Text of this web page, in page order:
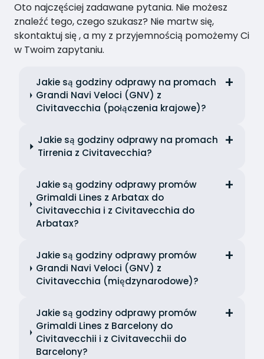
Oto najczęściej zadawane pytania. Nie możesz
znaleźć tego, czego szukasz? Nie martw się,
skontaktuj się , a my z przyjemnością pomożemy Ci
w Twoim zapytaniu.
Jakie są godziny odprawy na promach
Grandi Navi Veloci (GNV) z
Civitavecchia (połączenia krajowe)?
Jakie są godziny odprawy na promach
Tirrenia z Civitavecchia?
Jakie są godziny odprawy promów
Grimaldi Lines z Arbatax do
Civitavecchia i z Civitavecchia do
Arbatax?
Jakie są godziny odprawy promów
Grandi Navi Veloci (GNV) z
Civitavecchia (międzynarodowe)?
Jakie są godziny odprawy promów
Grimaldi Lines z Barcelony do
Civitavecchii i z Civitavecchii do
Barcelony?